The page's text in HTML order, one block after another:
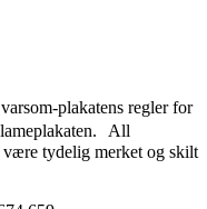
plakatens regler for
All
tydelig merket og skilt